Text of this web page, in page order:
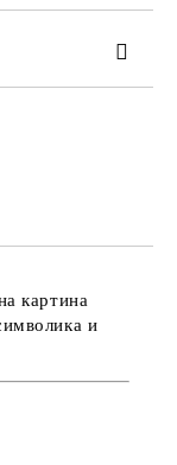
картина
и